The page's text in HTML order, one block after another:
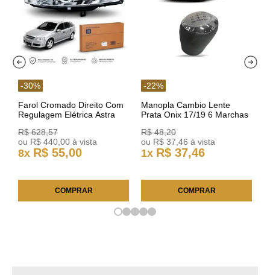
-30%
Farol Cromado Direito Com
Regulagem Elétrica Astra
R$ 628,57
ou R$ 440 00 à vista
8x R$ 55,00
COMPRAR
-22%
Manopla Cambio Lente
Prata Onix 17/19 6 Marchas
R$ 48,20
ou R$ 37 46 à vista
1x R$ 37,46
COMPRAR